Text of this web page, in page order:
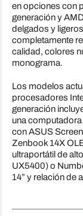
en opciones con
generación y
delgados y
completamente
calidad, colores
monograma.
Los modelos
procesadores
generación
una
con ASUS
Zenbook 14X
ultraportátil de
UX5400) o
14” y relación de